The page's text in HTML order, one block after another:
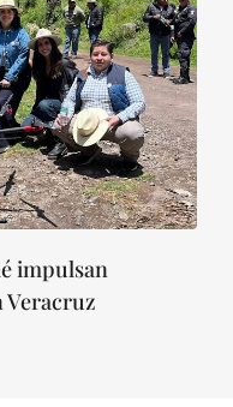
impulsan
Veracruz